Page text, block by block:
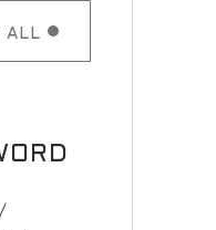
ALL